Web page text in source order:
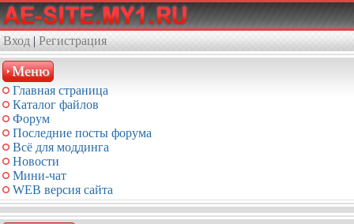
Вход | Регистрация
Меню
Главная страница
Каталог файлов
Форум
Последние посты форума
Всё для моддинга
Новости
Мини-чат
WEB версия сайта